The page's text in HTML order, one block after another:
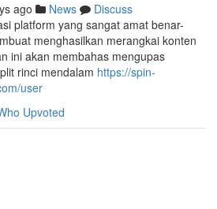
ago News
Discuss
platform yang sangat amat benar-
menghasilkan merangkai konten
ini akan membahas mengupas
rinci mendalam https://spin-
user
Upvoted